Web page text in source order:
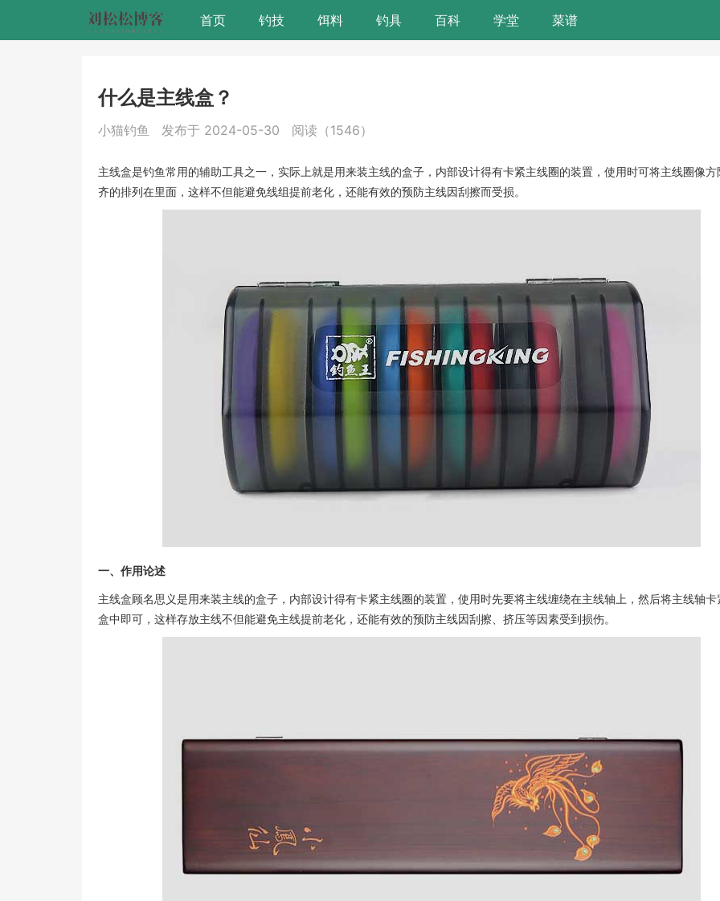
首页 钓技 饵料 钓具 百科 学堂 菜谱
什么是主线盒？
小猫钓鱼 发布于 2024-05-30 阅读（1546）
主线盒是钓鱼常用的辅助工具之一，实际上就是用来装主线的盒子，内部设计得有卡紧主线圈的装置，使用时可将主线圈像方
齐的排列在里面，这样不但能避免线组提前老化，还能有效的预防主线因刮擦而受损。
一、作用论述
主线盒顾名思义是用来装主线的盒子，内部设计得有卡紧主线圈的装置，使用时先要将主线缠绕在主线轴上，然后将主线轴卡
盒中即可，这样存放主线不但能避免主线提前老化，还能有效的预防主线因刮擦、挤压等因素受到损伤。